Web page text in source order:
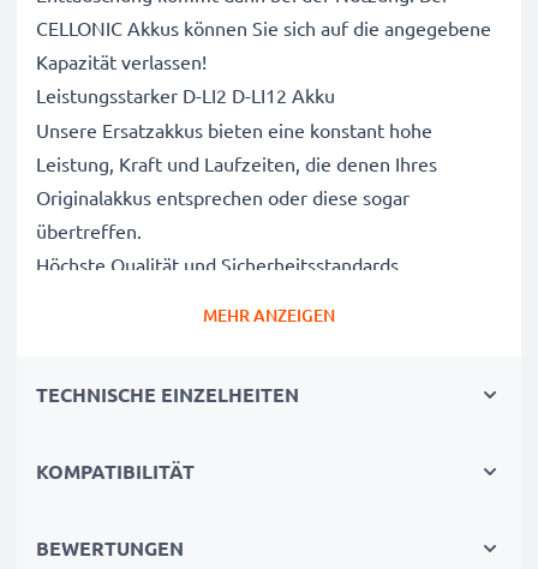
CELLONIC Akkus können Sie sich auf die angegebene
Kapazität verlassen!
Leistungsstarker D-LI2 D-LI12 Akku
Unsere Ersatzakkus bieten eine konstant hohe
Leistung, Kraft und Laufzeiten, die denen Ihres
Originalakkus entsprechen oder diese sogar
übertreffen.
Höchste Qualität und Sicherheitsstandards
unterzogen und entsprechen den höchsten EU-
Die umweltfreundliche Alternative
MEHR ANZEIGEN
TECHNISCHE EINZELHEITEN
KOMPATIBILITÄT
BEWERTUNGEN